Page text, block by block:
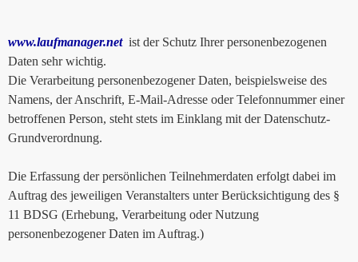
www.laufmanager.netist der Schutz Ihrer personenbezogenen
Daten sehr wichtig.
Die Verarbeitung personenbezogener Daten, beispielsweise des
Namens, der Anschrift, E-Mail-Adresse oder Telefonnummer einer
betroffenen Person, steht stets im Einklang mit der Datenschutz-
Grundverordnung.
Die Erfassung der persönlichen Teilnehmerdaten erfolgt dabei im
Auftrag des jeweiligen Veranstalters unter Berücksichtigung des §
11 BDSG (Erhebung, Verarbeitung oder Nutzung
personenbezogener Daten im Auftrag.)